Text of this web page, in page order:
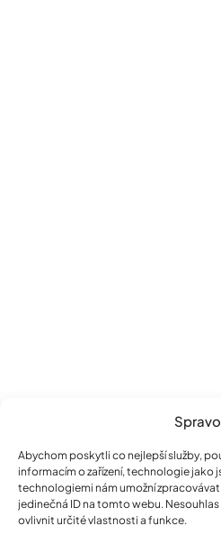
Abychom poskytli co nejlepší služby,
informacím o zařízení, technologie
technologiemi nám umožní
jedinečná ID na tomto webu.
ovlivnit určité vlastnosti a funkce.